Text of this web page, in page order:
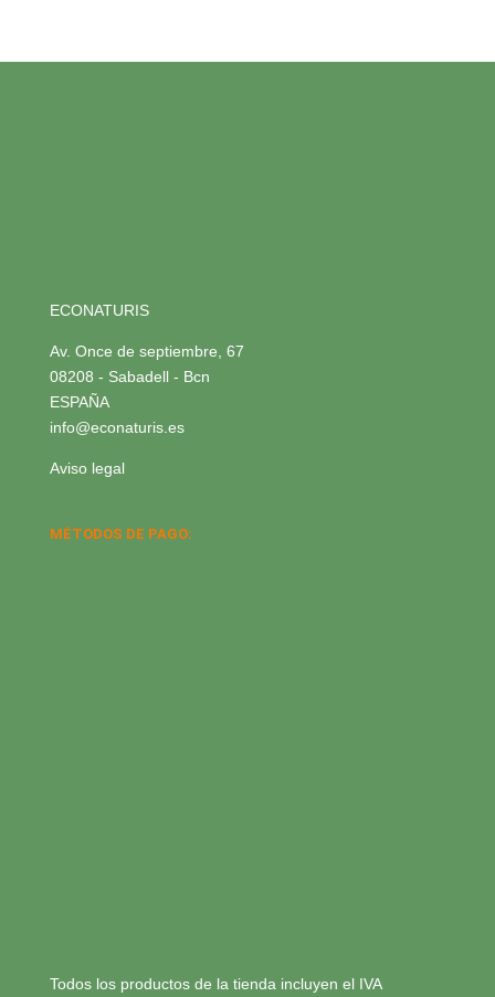
ECONATURIS
Av. Once de septiembre, 67
08208 - Sabadell - Bcn
ESPAÑA
info@econaturis.es
Aviso legal
MÉTODOS DE PAGO:
Todos los productos de la tienda incluyen el IVA